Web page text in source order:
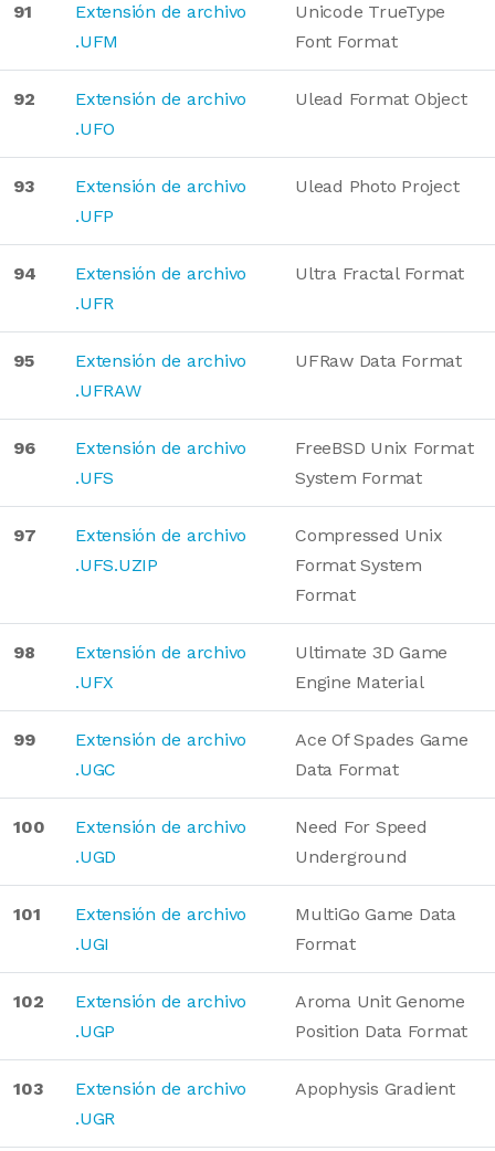
91
Extensión de archivo
.UFM
Unicode TrueType
Font Format
92
Extensión de archivo
.UFO
Ulead Format Object
93
Extensión de archivo
.UFP
Ulead Photo Project
94
Extensión de archivo
.UFR
Ultra Fractal Format
95
Extensión de archivo
.UFRAW
UFRaw Data Format
96
Extensión de archivo
.UFS
FreeBSD Unix Format
System Format
97
Extensión de archivo
.UFS.UZIP
Compressed Unix
Format System
Format
98
Extensión de archivo
.UFX
Ultimate 3D Game
Engine Material
99
Extensión de archivo
.UGC
Ace Of Spades Game
Data Format
100
Extensión de archivo
.UGD
Need For Speed
Underground
101
Extensión de archivo
.UGI
MultiGo Game Data
Format
102
Extensión de archivo
.UGP
Aroma Unit Genome
Position Data Format
103
Extensión de archivo
.UGR
Apophysis Gradient